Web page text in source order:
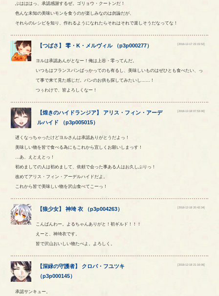
ぶはははっ、承認感謝するぜ。ゴリョウ・クートンだ！
色んな未知の美味いモンを食うのが楽しみなのは勿論だが、
それらのレシピを知り、作れるようになれたらそれはそれで楽しそうだなってな！
【つばさ 】零 ・K ・ メルヴィル（p3p000277） [2018-12-17 23:15:52]
ヨルは承認あんがとなー！俺は上谷・零ってんだ。
いつもはフランスパンばっかってのも有るし、美味しいものはぜひとも食べたい、っ
て事で来て見た感じだ。パンのお供も探してみたいし……！
つぅわけで、皆よろしくなー！
【煌きのハイドランジア】 アリス ・ フィン ・ アーデ
ルハイド （p3p005015）
[2018-12-18 07:53:00]
遅くなっちゃったけどヨルさんは承認ありがとうだよっ！
美味しい物を皆で食べる為にもこれから宜しくお願いしまっす！
…あ、えとえとっ！
初めましての人は初めまして、依頼で会った事ある人はお久しぶりっ！
改めてアリス・フィン・アーデルハイドだよ。
これから皆で美味しい物を沢山食べてこーっ！
【狼少女】神埼 衣 （p3p004263） [2018-12-18 20:42:34]
こんばんわー。よるちゃんありがと！初ギルド！！！
えーと、神埼衣です。
皆で沢山おいしい物たべよ。よろしく。
【深緑の守護者】 クロバ・ フユツキ
（p3p000145）
[2018-12-18 21:16:06]
承認サンキュー。